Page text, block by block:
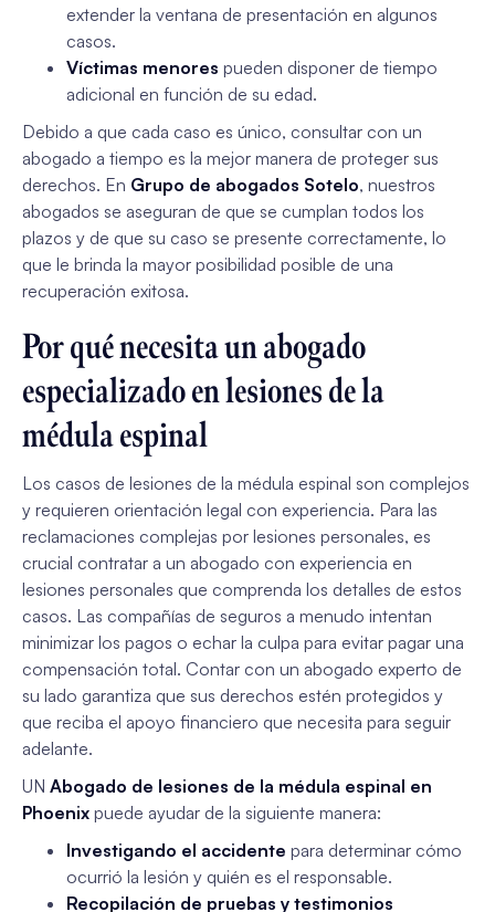
extender la ventana de presentación en algunos
casos.
Víctimas menores pueden disponer de tiempo
adicional en función de su edad.
Debido a que cada caso es único, consultar con un
abogado a tiempo es la mejor manera de proteger sus
derechos. En Grupo de abogados Sotelo, nuestros
abogados se aseguran de que se cumplan todos los
plazos y de que su caso se presente correctamente, lo
que le brinda la mayor posibilidad posible de una
recuperación exitosa.
Por qué necesita un abogado
especializado en lesiones de la
médula espinal
Los casos de lesiones de la médula espinal son complejos
y requieren orientación legal con experiencia. Para las
reclamaciones complejas por lesiones personales, es
crucial contratar a un abogado con experiencia en
lesiones personales que comprenda los detalles de estos
casos. Las compañías de seguros a menudo intentan
minimizar los pagos o echar la culpa para evitar pagar una
compensación total. Contar con un abogado experto de
su lado garantiza que sus derechos estén protegidos y
que reciba el apoyo financiero que necesita para seguir
adelante.
UN Abogado de lesiones de la médula espinal en
Phoenix puede ayudar de la siguiente manera:
Investigando el accidente para determinar cómo
ocurrió la lesión y quién es el responsable.
Recopilación de pruebas y testimonios